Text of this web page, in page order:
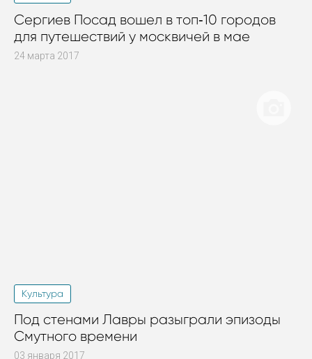
Сергиев Посад вошел в топ‑10 городов
для путешествий у москвичей в мае
24 марта 2017
Культура
Под стенами Лавры разыграли эпизоды
Смутного времени
03 января 2017